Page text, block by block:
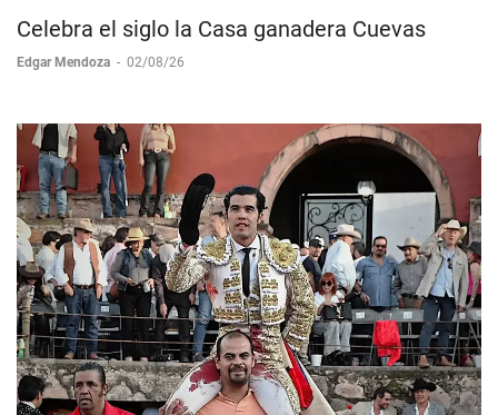
Celebra el siglo la Casa ganadera Cuevas
Edgar Mendoza - 02/08/26